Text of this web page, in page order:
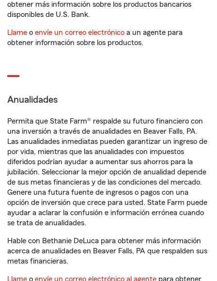
obtener más información sobre los productos bancarios
disponibles de U.S. Bank.
Llame o envíe un correo electrónico a un agente para
obtener información sobre los productos.
Anualidades
Permita que State Farm® respalde su futuro financiero con
una inversión a través de anualidades en Beaver Falls, PA.
Las anualidades inmediatas pueden garantizar un ingreso de
por vida, mientras que las anualidades con impuestos
diferidos podrían ayudar a aumentar sus ahorros para la
jubilación. Seleccionar la mejor opción de anualidad depende
de sus metas financieras y de las condiciones del mercado.
Genere una futura fuente de ingresos o pagos con una
opción de inversión que crece para usted. State Farm puede
ayudar a aclarar la confusión e información errónea cuando
se trata de anualidades.
Hable con Bethanie DeLuca para obtener más información
acerca de anualidades en Beaver Falls, PA que respalden sus
metas financieras.
Llame o envíe un correo electrónico al agente para obtener